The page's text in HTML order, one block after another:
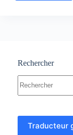
TD-
Rechercher
résultat
Traducteur